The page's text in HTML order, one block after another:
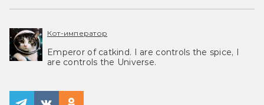
Кот-император
Emperor of catkind. I are controls the spice, I
are controls the Universe.